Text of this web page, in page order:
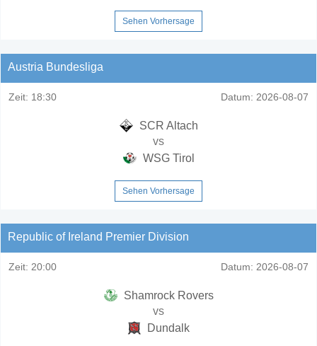
Sehen Vorhersage
Austria Bundesliga
Zeit: 18:30 Datum: 2026-08-07
SCR Altach
vs
WSG Tirol
Sehen Vorhersage
Republic of Ireland Premier Division
Zeit: 20:00 Datum: 2026-08-07
Shamrock Rovers
vs
Dundalk